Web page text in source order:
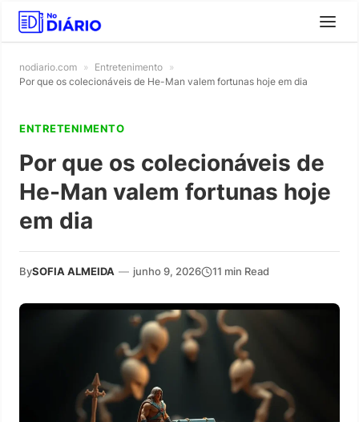
nodiario.com » Entretenimento »
Por que os colecionáveis de He-Man valem fortunas hoje em dia
ENTRETENIMENTO
Por que os colecionáveis de
He-Man valem fortunas hoje
em dia
BySOFIA ALMEIDA — junho 9, 2026 11 min Read